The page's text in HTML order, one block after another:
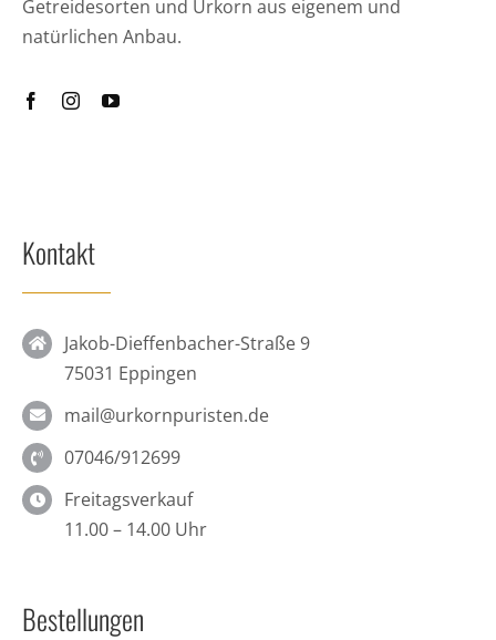
Getreidesorten und Urkorn aus eigenem und
natürlichen Anbau.
Kontakt
Jakob-Dieffenbacher-Straße 9
75031 Eppingen
mail@urkornpuristen.de
07046/912699
Freitagsverkauf
11.00 – 14.00 Uhr
Bestellungen